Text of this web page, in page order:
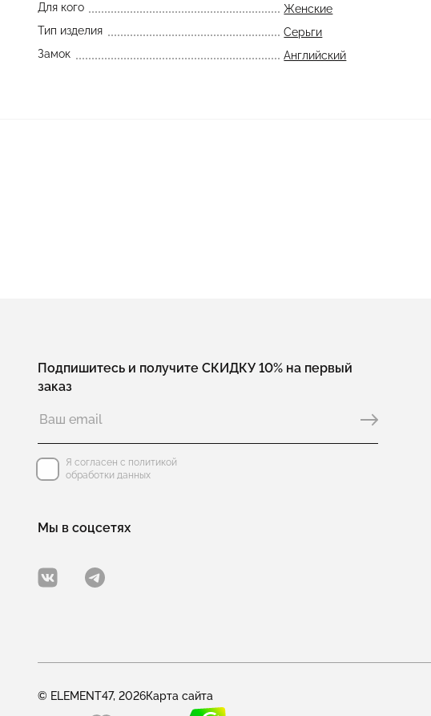
Для кого
Женские
Тип изделия
Серьги
Замок
Английский
Подпишитесь и получите СКИДКУ 10% на первый
заказ
Я согласен с политикой
обработки данных
Мы в соцсетях
© ELEMENT47, 2026Карта сайта